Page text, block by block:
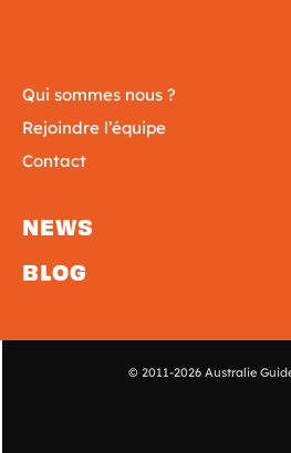
Qui sommes nous ?
Rejoindre l’équipe
Contact
NEWS
BLOG
© 2011-2026 Australie